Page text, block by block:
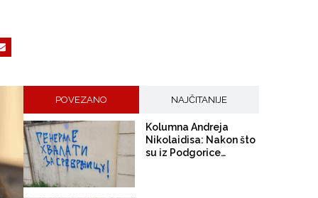
POVEZANO NAJČITANIJE
Kolumna Andreja
Nikolaidisa: Nakon što
su iz Podgorice